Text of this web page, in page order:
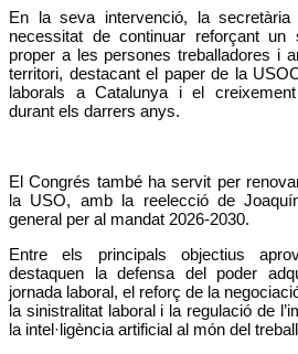
En la seva intervenció, la
necessitat de continuar reforçant un
proper a les persones treballadores i
territori, destacant el paper de la
laborals a Catalunya i el
durant els darrers anys.
El Congrés també ha servit per
la USO, amb la reelecció de
general per al mandat 2026-2030.
Entre els principals objectius
destaquen la defensa del poder
jornada laboral, el reforç de la
la sinistralitat laboral i la regulació de
la intel·ligència artificial al món del